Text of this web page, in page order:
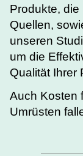
Produkte,
Quellen,
unseren
um die
Qualität Ihrer
Auch Kosten
Umrüsten